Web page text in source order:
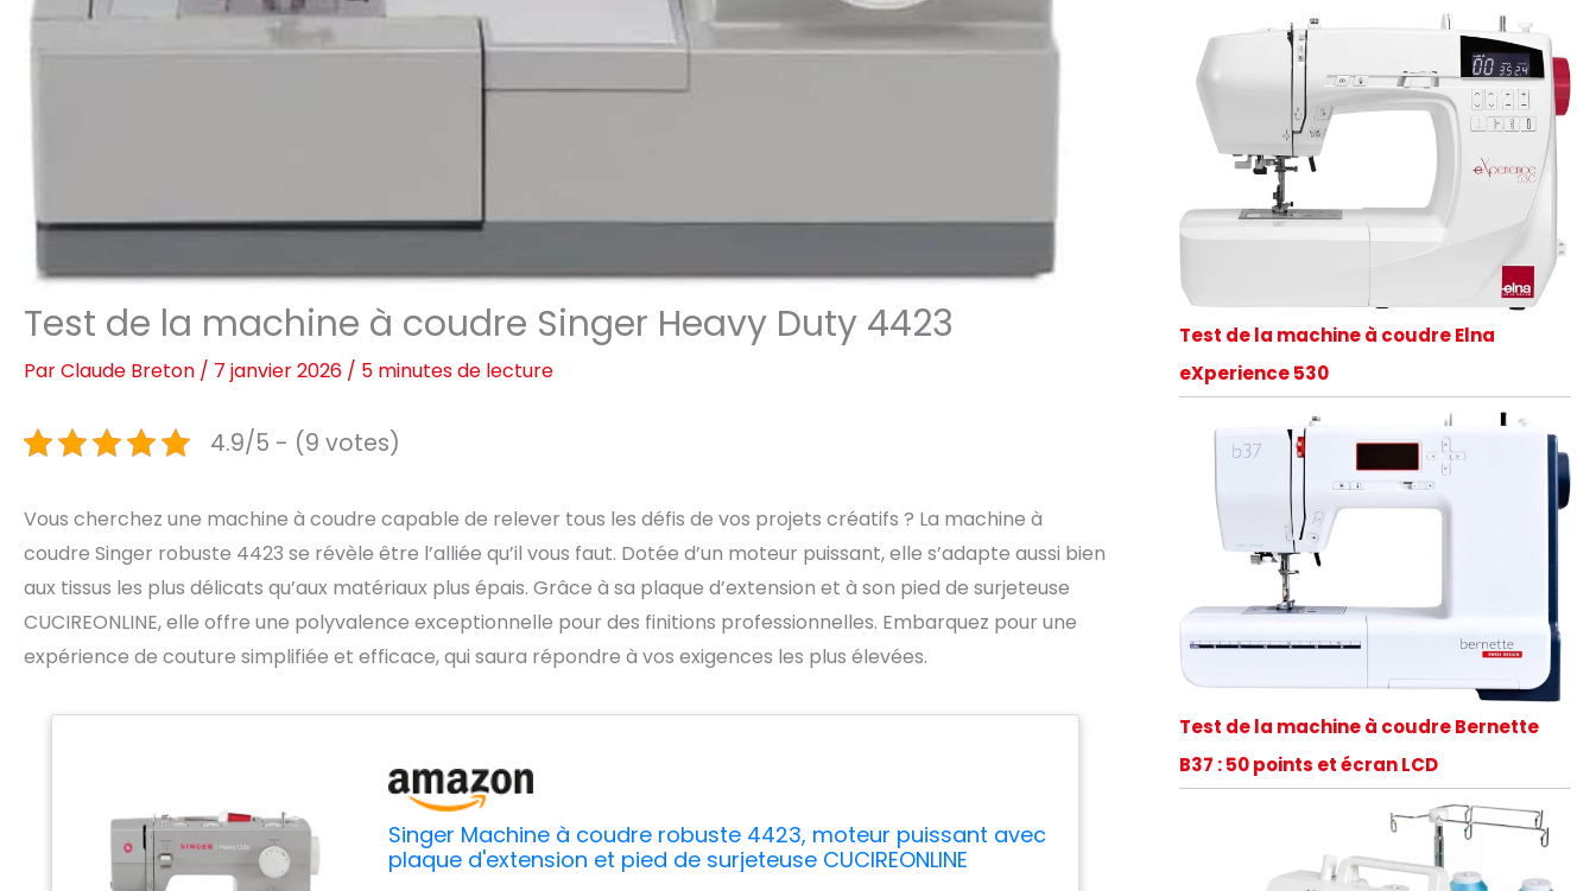
Test de la machine à coudre Singer Heavy Duty 4423
ParClaude Breton / 7 janvier 2026 / 5 minutes de lecture
4.9/5 - (9 votes)
Vous cherchez une machine à coudre capable de relever tous les défis de vos projets créatifs ? La machine à
coudre Singer robuste 4423 se révèle être l’alliée qu’il vous faut. Dotée d’un moteur puissant, elle s’adapte aussi bien
aux tissus les plus délicats qu’aux matériaux plus épais. Grâce à sa plaque d’extension et à son pied de surjeteuse
CUCIREONLINE, elle offre une polyvalence exceptionnelle pour des finitions professionnelles. Embarquez pour une
expérience de couture simplifiée et efficace, qui saura répondre à vos exigences les plus élevées.
Singer Machine à coudre robuste 4423, moteur puissant avec
plaque d'extension et pied de surjeteuse CUCIREONLINE
Test de la machine à coudre Elna
eXperience 530
Test de la machine à coudre Bernette
B37 : 50 points et écran LCD